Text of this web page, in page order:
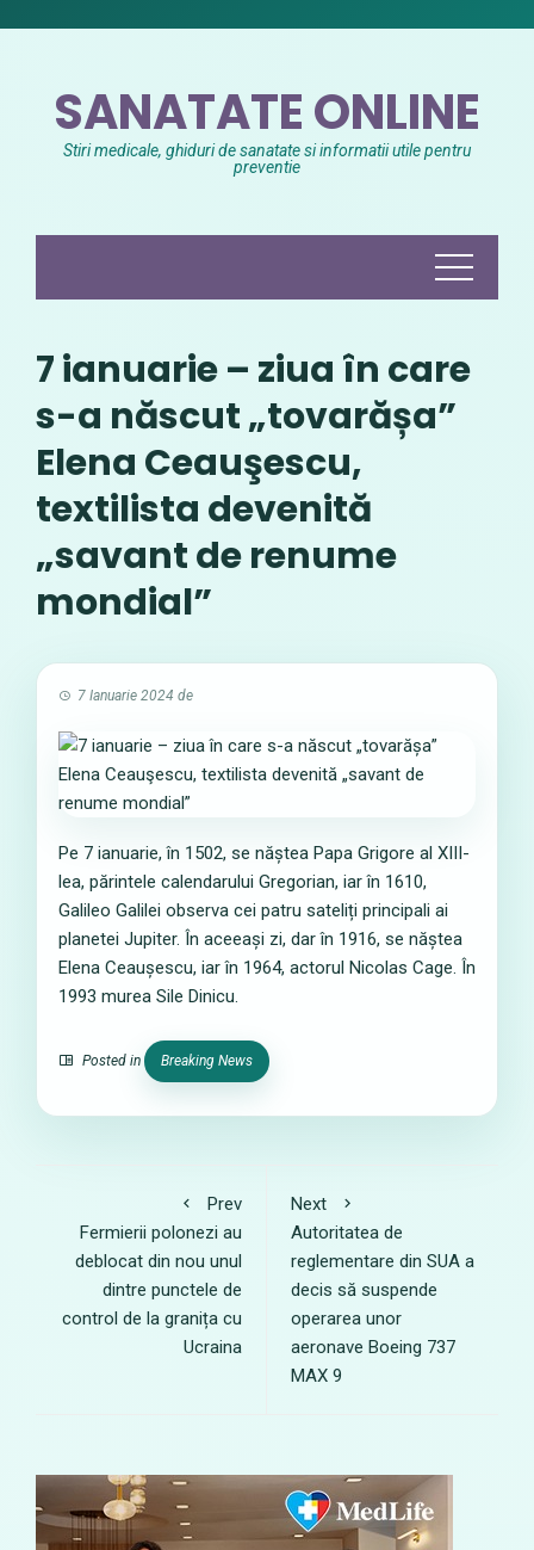
SANATATE ONLINE
Stiri medicale, ghiduri de sanatate si informatii utile pentru
preventie
7 ianuarie – ziua în care
s-a născut „tovarășa”
Elena Ceauşescu,
textilista devenită
„savant de renume
mondial”
7 Ianuarie 2024 de
Pe 7 ianuarie, în 1502, se năștea Papa Grigore al XIII-
lea, părintele calendarului Gregorian, iar în 1610,
Galileo Galilei observa cei patru sateliți principali ai
planetei Jupiter. În aceeași zi, dar în 1916, se năștea
Elena Ceaușescu, iar în 1964, actorul Nicolas Cage. În
1993 murea Sile Dinicu.
Posted in Breaking News
Prev
Fermierii polonezi au
deblocat din nou unul
dintre punctele de
control de la granița cu
Ucraina
Next
Autoritatea de
reglementare din SUA a
decis să suspende
operarea unor
aeronave Boeing 737
MAX 9